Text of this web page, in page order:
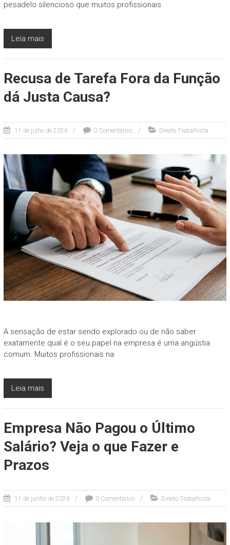
pesadelo silencioso que muitos profissionais
Leia mais
Recusa de Tarefa Fora da Função
dá Justa Causa?
11 de julho de 2026 0 Comentários Direito Trabalhista
A sensação de estar sendo explorado ou de não saber
exatamente qual é o seu papel na empresa é uma angústia
comum. Muitos profissionais na
Leia mais
Empresa Não Pagou o Último
Salário? Veja o que Fazer e
Prazos
11 de junho de 2026 0 Comentários Direito Trabalhista